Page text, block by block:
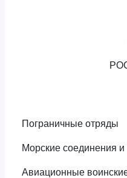
Пограничные отряды
Морские соединения и
Авиационные